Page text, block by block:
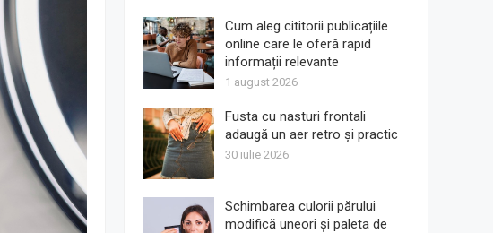
Cum aleg cititorii publicațiile
online care le oferă rapid
informații relevante
1 august 2026
Fusta cu nasturi frontali
adaugă un aer retro și practic
30 iulie 2026
Schimbarea culorii părului
modifică uneori și paleta de